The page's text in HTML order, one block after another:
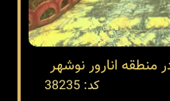
منطقه انارور نوشهر
کد: 38235